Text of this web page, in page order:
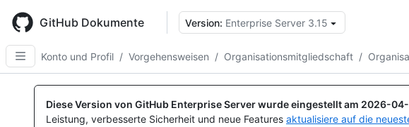
main
content
GitHub Dokumente Version: Enterprise Server 3.15
Konto und Profil / Vorgehensweisen / Organisationsmitgliedschaft /
Diese Version von GitHub Enterprise Server wurde eingestellt am 2026-
Leistung, verbesserte Sicherheit und neue Features aktualisiere auf die